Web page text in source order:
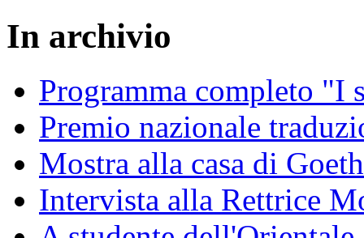
In archivio
Programma completo "I
Premio nazionale
Mostra alla casa di
Intervista alla Rettrice